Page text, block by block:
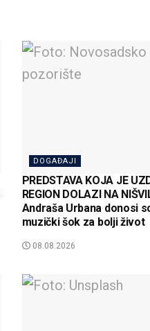
DOGAĐAJI
PREDSTAVA KOJA JE
REGION DOLAZI NA
Andraša Urbana donosi
muzički šok za bolji život
08.08.2026